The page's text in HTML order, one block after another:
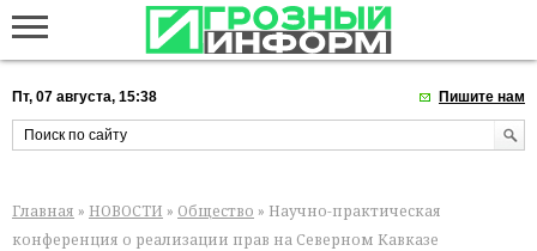
Пт, 07 августа, 15:38 Пишите нам
Главная » НОВОСТИ » Общество » Научно-практическая
конференция о реализации прав на Северном Кавказе